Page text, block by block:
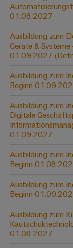
für
für
bewährte
Lösungen
für
Segmente
der
und
Öl
&
IIoT
&
Blitz-
und
PV
&
I/O-
Systeme
Support
Daten
Reparatur
und
PSIRT
Unsere
IIoT
and
Partner
IIoT
Solution
Offene
und
Aktuelle
Termine
für
01.08.2027
Ausbildung zum
Geräte & Systeme
01.09.2027
Ausbildung zum
Beginn
Ausbildung zum
Digitale
01.09.2027
Ausbildung zum
Beginn
Ausbildung zum
Beginn
Ausbildung zum
01.08.2027